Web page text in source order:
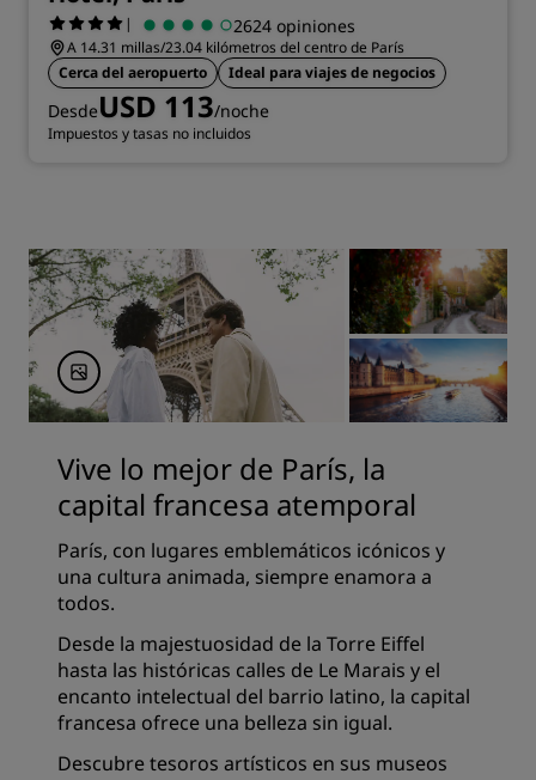
| 2624 opiniones
A 14.31 millas/23.04 kilómetros del centro de París
Cerca del aeropuerto
Ideal para viajes de negocios
DesdeUSD 113/noche
Impuestos y tasas no incluidos
Vive lo mejor de París, la
capital francesa atemporal
París, con lugares emblemáticos icónicos y
una cultura animada, siempre enamora a
todos.
Desde la majestuosidad de la Torre Eiffel
hasta las históricas calles de Le Marais y el
encanto intelectual del barrio latino, la capital
francesa ofrece una belleza sin igual.
Descubre tesoros artísticos en sus museos